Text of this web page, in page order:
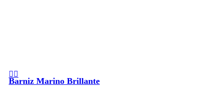
Barniz Marino Brillante